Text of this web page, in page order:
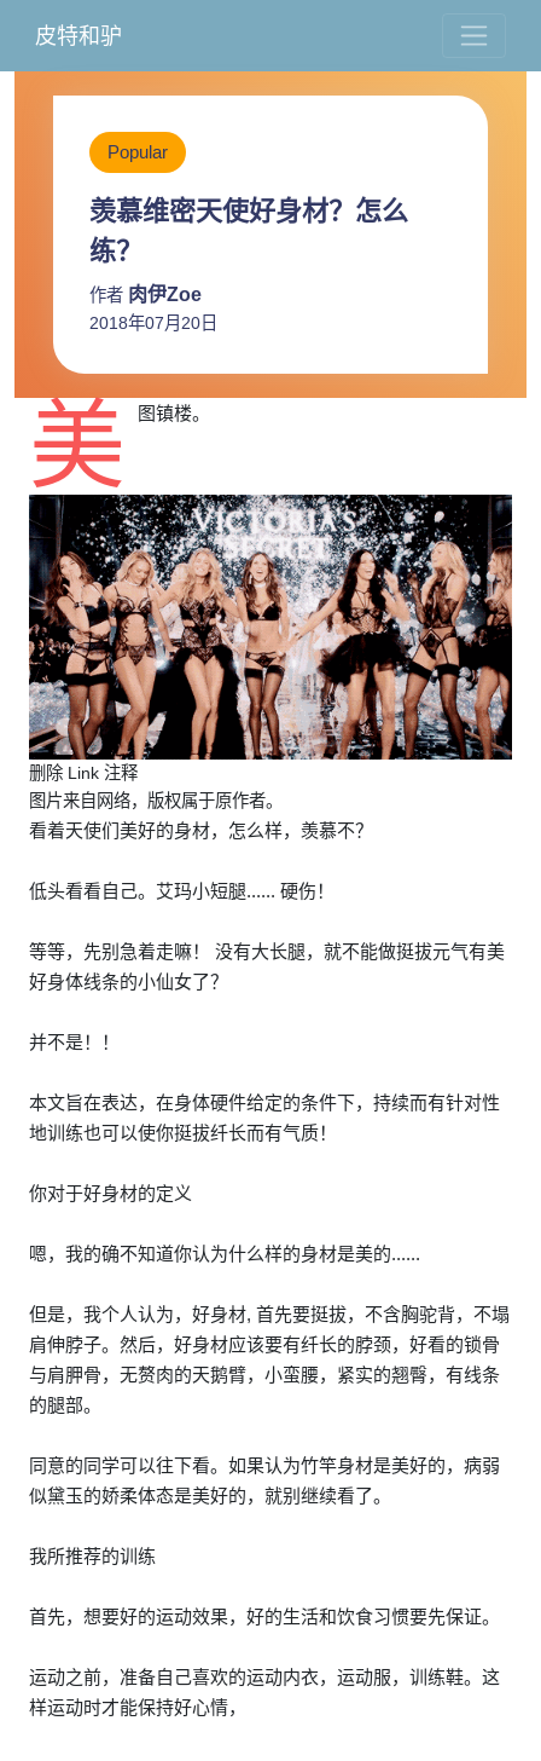
皮特和驴
Popular
羡慕维密天使好身材？怎么
练？
作者 肉伊Zoe
2018年07月20日
美 图镇楼。
删除 Link 注释
图片来自网络，版权属于原作者。
看着天使们美好的身材，怎么样，羡慕不？
低头看看自己。艾玛小短腿...... 硬伤！
等等，先别急着走嘛！ 没有大长腿，就不能做挺拔元气有美
好身体线条的小仙女了？
并不是！！
本文旨在表达，在身体硬件给定的条件下，持续而有针对性
地训练也可以使你挺拔纤长而有气质！
你对于好身材的定义
嗯，我的确不知道你认为什么样的身材是美的......
但是，我个人认为，好身材, 首先要挺拔，不含胸驼背，不塌
肩伸脖子。然后，好身材应该要有纤长的脖颈，好看的锁骨
与肩胛骨，无赘肉的天鹅臂，小蛮腰，紧实的翘臀，有线条
的腿部。
同意的同学可以往下看。如果认为竹竿身材是美好的，病弱
似黛玉的娇柔体态是美好的，就别继续看了。
我所推荐的训练
首先，想要好的运动效果，好的生活和饮食习惯要先保证。
运动之前，准备自己喜欢的运动内衣，运动服，训练鞋。这
样运动时才能保持好心情，